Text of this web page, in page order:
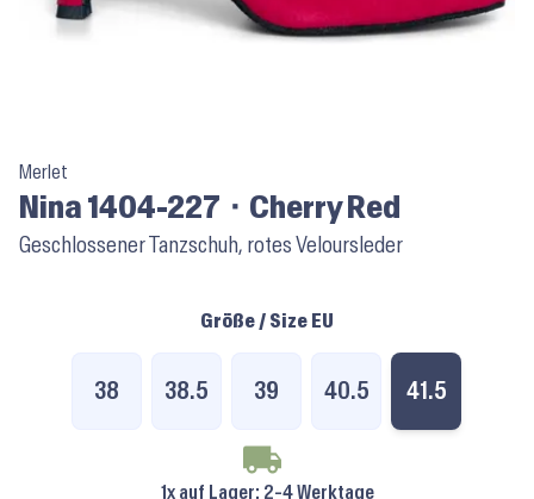
Merlet
Nina 1404-227 ⬝ Cherry Red
Geschlossener Tanzschuh, rotes Veloursleder
Größe / Size EU
38 38.5 39 40.5 41.5
1x auf Lager: 2-4 Werktage